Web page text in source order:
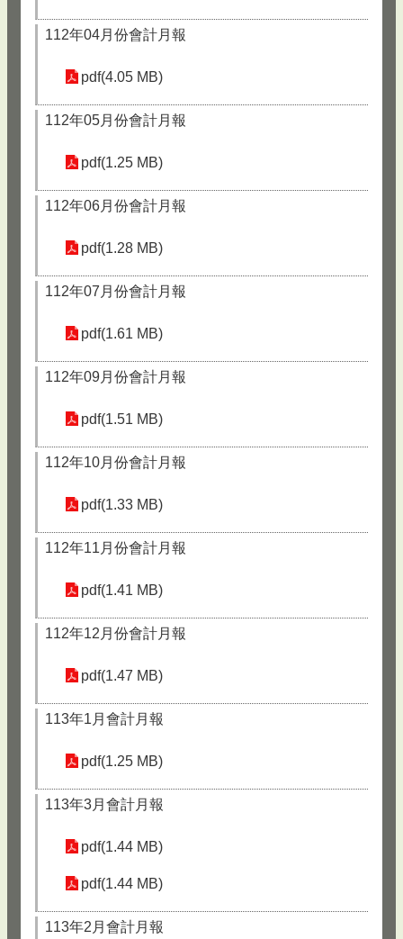
112年04月份會計月報
pdf(4.05 MB)
112年05月份會計月報
pdf(1.25 MB)
112年06月份會計月報
pdf(1.28 MB)
112年07月份會計月報
pdf(1.61 MB)
112年09月份會計月報
pdf(1.51 MB)
112年10月份會計月報
pdf(1.33 MB)
112年11月份會計月報
pdf(1.41 MB)
112年12月份會計月報
pdf(1.47 MB)
113年1月會計月報
pdf(1.25 MB)
113年3月會計月報
pdf(1.44 MB)
pdf(1.44 MB)
113年2月會計月報